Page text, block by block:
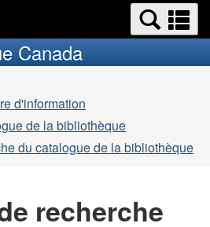
au
contenu
à
la
simplifiée
et
Canada
d'information
de la bibliothèque
du catalogue de la bibliothèque
recherche